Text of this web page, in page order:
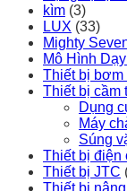
kìm (3)
LUX (33)
Mighty
Mô Hình
Thiết bị bơm
Thiết bị cầm
Dụng
Máy
Súng
Thiết bị điện
Thiết bị JTC
Thiết bị